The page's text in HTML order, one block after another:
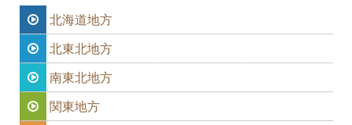
北海道地方
北東北地方
南東北地方
関東地方